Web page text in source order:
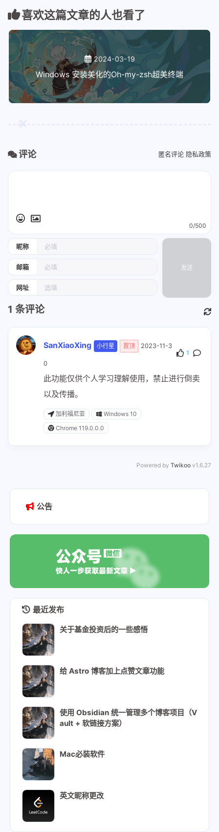
喜欢这篇文章的人也看了
2024-03-19
Windows 安装美化的Oh-my-zsh超美终端
评论 匿名评论 隐私政策
昵称
邮箱
网址
0/500
发送
1 条评论
SanXiaoXing 小行星 置顶 2023-11-3
0
1
此功能仅供个人学习理解使用，禁止进行倒卖
以及传播。
加利福尼亚
Windows 10
Chrome 119.0.0.0
Powered by Twikoo v1.6.27
公告
最近发布
关于基金投资后的一些感悟
给 Astro 博客加上点赞文章功能
使用 Obsidian 统一管理多个博客项目（V
ault + 软链接方案）
Mac必装软件
英文昵称更改